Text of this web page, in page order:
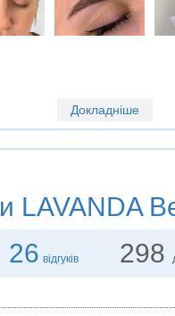
Докладніше
LAVANDA
26 відгуків 298